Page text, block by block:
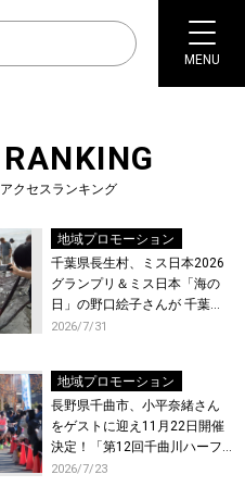
MENU
RANKING
アクセスランキング
地域プロモーション
千葉県長生村、ミス日本2026
グランプリ＆ミス日本「海の
日」の野口絵子さんが 千葉県
唯一の村・長生村で地引網を
2026/7/31
地域プロモーション
長野県千曲市、小平奈緒さん
をゲストに迎え11月22日開催
決定！「第12回千曲川ハーフ
マラソン」エントリー受付開
2026/7/23